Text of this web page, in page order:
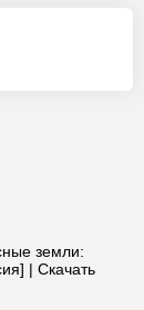
земли:
| Скачать